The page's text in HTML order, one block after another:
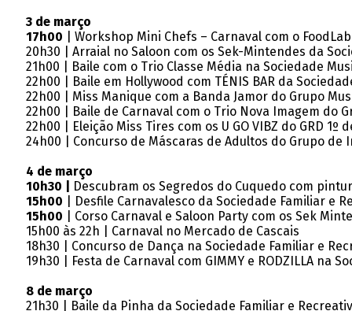
3 de março
17h00 | Workshop Mini Chefs – Carnaval com o
20h30 | Arraial no Saloon com os Sek-Mintendes da
21h00 | Baile com o Trio Classe Média na Sociedade
22h00 | Baile em Hollywood com TÉNIS BAR da
22h00 | Miss Manique com a Banda Jamor do Grupo
22h00 | Baile de Carnaval com o Trio Nova Imagem do
22h00 | Eleição Miss Tires com os U GO VIBZ do GRD 1º
24h00 | Concurso de Máscaras de Adultos do Grupo de
4 de março
10h30 |
Descubram os Segredos do Cuquedo com
15h00 | Desfile Carnavalesco da Sociedade Familiar e
15h00 | Corso Carnaval e Saloon Party com os Sek
15h00 às 22h | Carnaval no Mercado de Cascais
18h30 | Concurso de Dança na Sociedade Familiar e
19h30 | Festa de Carnaval com GIMMY e RODZILLA na
8 de março
21h30 | Baile da Pinha da Sociedade Familiar e